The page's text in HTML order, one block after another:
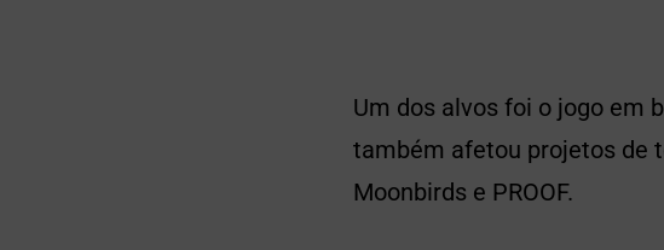
Um dos alvos foi o jogo em
também afetou projetos de
Moonbirds e PROOF.